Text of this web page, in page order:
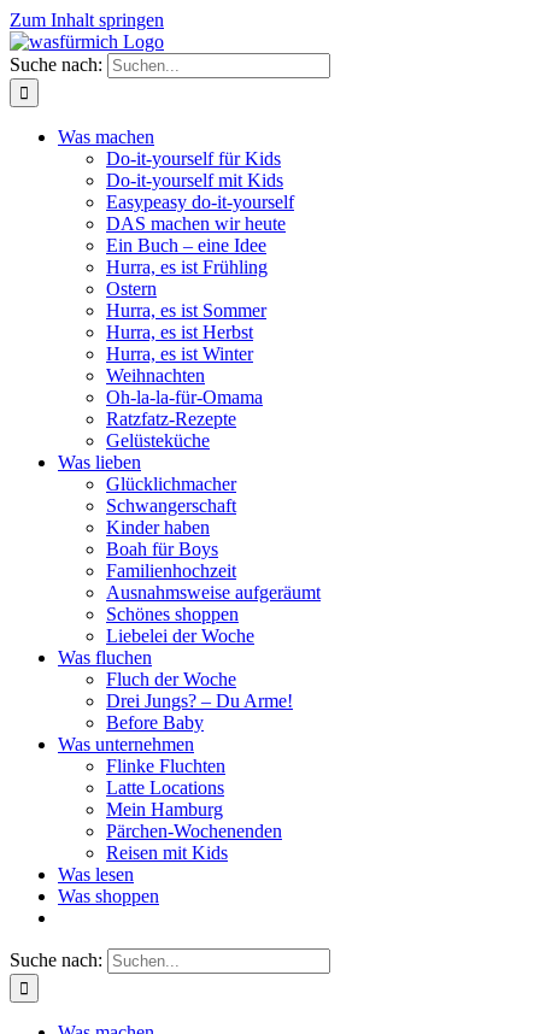
Zum Inhalt springen
Suche nach:
Was machen
Do-it-yourself für Kids
Do-it-yourself mit Kids
Easypeasy do-it-yourself
DAS machen wir heute
Ein Buch – eine Idee
Hurra, es ist Frühling
Ostern
Hurra, es ist Sommer
Hurra, es ist Herbst
Hurra, es ist Winter
Weihnachten
Oh-la-la-für-Omama
Ratzfatz-Rezepte
Gelüsteküche
Was lieben
Glücklichmacher
Schwangerschaft
Kinder haben
Boah für Boys
Familienhochzeit
Ausnahmsweise aufgeräumt
Schönes shoppen
Liebelei der Woche
Was fluchen
Fluch der Woche
Drei Jungs? – Du Arme!
Before Baby
Was unternehmen
Flinke Fluchten
Latte Locations
Mein Hamburg
Pärchen-Wochenenden
Reisen mit Kids
Was lesen
Was shoppen
Suche nach: